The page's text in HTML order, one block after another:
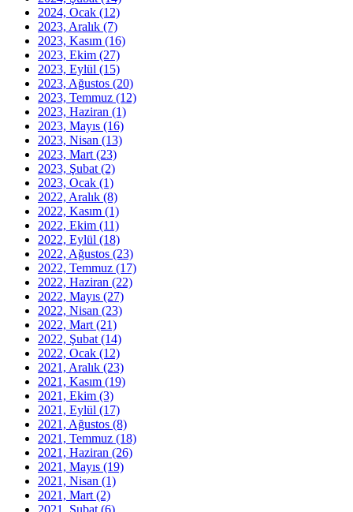
2024, Ocak (12)
2023, Aralık (7)
2023, Kasım (16)
2023, Ekim (27)
2023, Eylül (15)
2023, Ağustos (20)
2023, Temmuz (12)
2023, Haziran (1)
2023, Mayıs (16)
2023, Nisan (13)
2023, Mart (23)
2023, Şubat (2)
2023, Ocak (1)
2022, Aralık (8)
2022, Kasım (1)
2022, Ekim (11)
2022, Eylül (18)
2022, Ağustos (23)
2022, Temmuz (17)
2022, Haziran (22)
2022, Mayıs (27)
2022, Nisan (23)
2022, Mart (21)
2022, Şubat (14)
2022, Ocak (12)
2021, Aralık (23)
2021, Kasım (19)
2021, Ekim (3)
2021, Eylül (17)
2021, Ağustos (8)
2021, Temmuz (18)
2021, Haziran (26)
2021, Mayıs (19)
2021, Nisan (1)
2021, Mart (2)
2021, Şubat (6)